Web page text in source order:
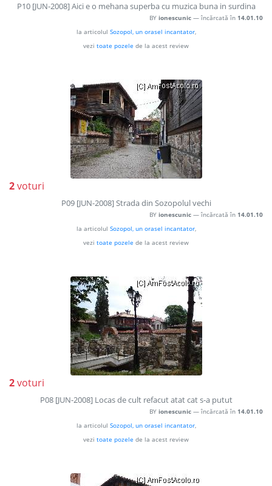
P10 [JUN-2008] Aici e o mehana superba cu muzica buna in surdina
BY ionescunic — încărcată în 14.01.10
la articolul Sozopol, un orasel incantator,
vezi toate pozele de la acest review
2voturi
P09 [JUN-2008] Strada din Sozopolul vechi
BY ionescunic — încărcată în 14.01.10
la articolul Sozopol, un orasel incantator,
vezi toate pozele de la acest review
2voturi
P08 [JUN-2008] Locas de cult refacut atat cat s-a putut
BY ionescunic — încărcată în 14.01.10
la articolul Sozopol, un orasel incantator,
vezi toate pozele de la acest review